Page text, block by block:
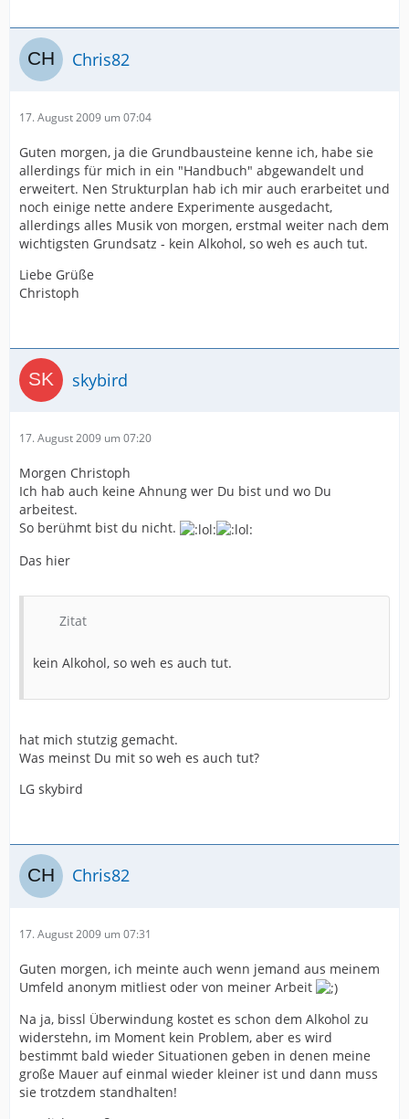
Chris82
17. August 2009 um 07:04
Guten morgen, ja die Grundbausteine kenne ich, habe sie
allerdings für mich in ein "Handbuch" abgewandelt und
erweitert. Nen Strukturplan hab ich mir auch erarbeitet und
noch einige nette andere Experimente ausgedacht,
allerdings alles Musik von morgen, erstmal weiter nach dem
wichtigsten Grundsatz - kein Alkohol, so weh es auch tut.
Liebe Grüße
Christoph
skybird
17. August 2009 um 07:20
Morgen Christoph
Ich hab auch keine Ahnung wer Du bist und wo Du
arbeitest.
So berühmt bist du nicht.
Das hier
Zitat
kein Alkohol, so weh es auch tut.
hat mich stutzig gemacht.
Was meinst Du mit so weh es auch tut?
LG skybird
Chris82
17. August 2009 um 07:31
Guten morgen, ich meinte auch wenn jemand aus meinem
Umfeld anonym mitliest oder von meiner Arbeit
Na ja, bissl Überwindung kostet es schon dem Alkohol zu
widerstehn, im Moment kein Problem, aber es wird
bestimmt bald wieder Situationen geben in denen meine
große Mauer auf einmal wieder kleiner ist und dann muss
sie trotzdem standhalten!